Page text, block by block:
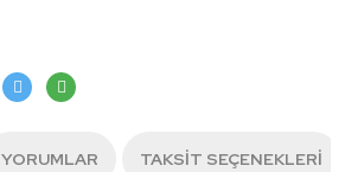
YORUMLAR TAKSIT SEÇENEKLERI